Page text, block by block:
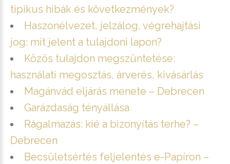
tipikus hibák és következmények?
Haszonélvezet, jelzálog, végrehajtási
jog: mit jelent a tulajdoni lapon?
Közös tulajdon megszüntetése:
használati megosztás, árverés, kivásárlás
Magánvád eljárás menete – Debrecen
Garázdaság tényállása
Rágalmazás: kié a bizonyítás terhe? –
Debrecen
Becsületsértés feljelentés e-Papíron –